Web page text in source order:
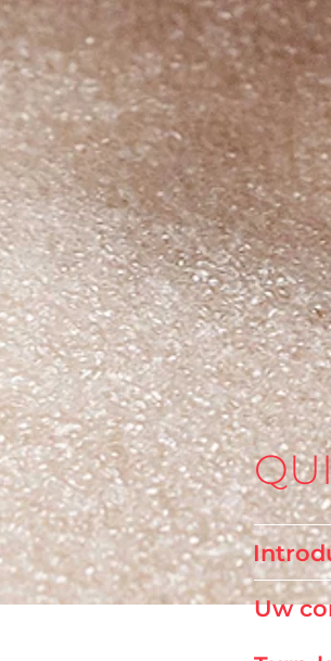
Uw